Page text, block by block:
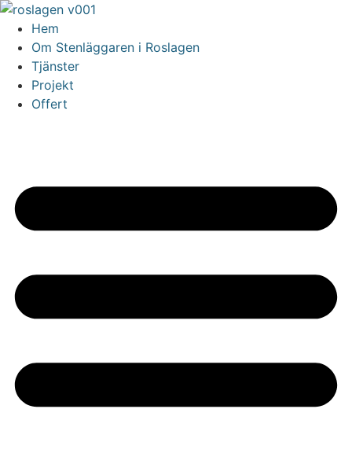
Skip
content
Hem
Om Stenläggaren i Roslagen
Tjänster
Projekt
Offert